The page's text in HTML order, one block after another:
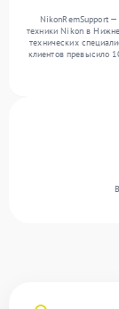
NikonRemSupport
техники Nikon в
технических
клиентов превысило
000. Ежемесячно в
. Мы работаем с